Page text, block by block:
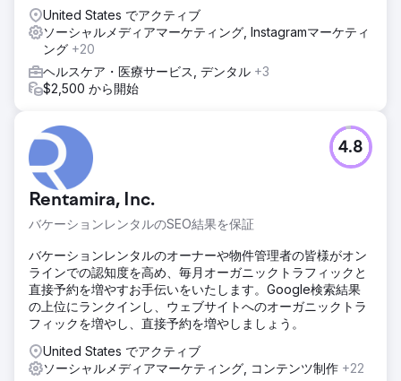
United States でアクティブ
ソーシャルメディアマーケティング, Instagramマーケティ
ング +20
ヘルスケア・医療サービス, デンタル +3
$2,500 から開始
Rentamira, Inc.
バケーションレンタルのSEO結果を保証
4.8
バケーションレンタルのオーナーや物件管理者の皆様がオン
ラインでの認知度を高め、毎月オーガニックトラフィックと
直接予約を増やすお手伝いをいたします。Google検索結果
の上位にランクインし、ウェブサイトへのオーガニックトラ
フィックを増やし、直接予約を増やしましょう。
United States でアクティブ
ソーシャルメディアマーケティング, コンテンツ制作 +22